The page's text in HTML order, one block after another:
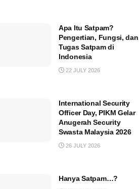
Apa Itu Satpam?
Pengertian, Fungsi, dan
Tugas Satpam di
Indonesia
22 JULY 2026
International Security
Officer Day, PIKM Gelar
Anugerah Security
Swasta Malaysia 2026
26 JULY 2026
Hanya Satpam…?